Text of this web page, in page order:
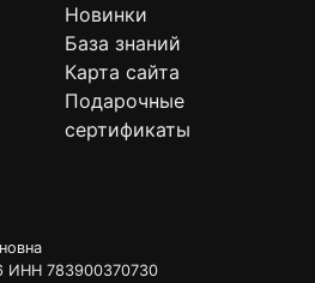
Новинки
База знаний
Карта сайта
Подарочные
сертификаты
ИНН 783900370730